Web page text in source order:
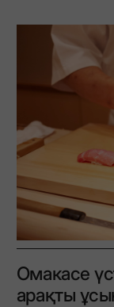
Омакасе
арақты